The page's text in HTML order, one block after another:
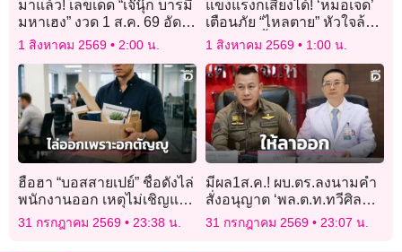
มาแล้ว! เลขเด็ด “เจ๊นุ๊ก บารมี
มหาเฮง” งวด 1 ส.ค. 69 อัด
เน้นๆ 2 ตัว-3 ตัว คอหวย
1 สิงหาคม 2569 2:00 น.
แข็งแรงก็เสี่ยงได้! ‘หมอเจด’
เตือนภัย “ไหลตาย” หัวใจล้ม
เหลวดึก มื้อใหญ่-แอลกอฮอล์
1 สิงหาคม 2569 1:00 น.
ฮือฮา “บอสสายเปย์” ชื่อดังไล่
พนักงานออก เหตุไม่เชิญแม่
มางานแต่งเพราะอายหน้าตา
31 กรกฎาคม 2569 23:38 น.
มีผล1ส.ค.! ผบ.ตร.ลงนามคำ
สั่งอนุญาต ‘พล.ต.ท.ทวีศิลป์’
ลาออกจากราชการ
31 กรกฎาคม 2569 23:07 น.